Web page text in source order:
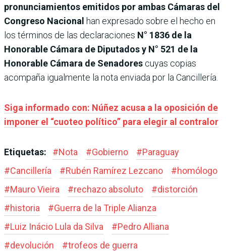
pronunciamientos emitidos por ambas Cámaras del
Congreso Nacional han expresado sobre el hecho en
los términos de las declaraciones N° 1836 de la
Honorable Cámara de Diputados y N° 521 de la
Honorable Cámara de Senadores cuyas copias
acompaña igualmente la nota enviada por la Cancillería.
Siga informado con: Núñez acusa a la oposición de
imponer el “cuoteo político” para elegir al contralor
Etiquetas: #Nota #Gobierno #Paraguay
#Cancillería #Rubén Ramírez Lezcano #homólogo
#Mauro Vieira #rechazo absoluto #distorción
#historia #Guerra de la Triple Alianza
#Luiz Inácio Lula da Silva #Pedro Alliana
#devolución #trofeos de guerra